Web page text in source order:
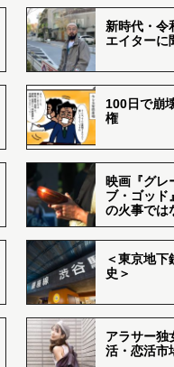
新時代・令
エイターに
100日で崩
権
映画『グレ
ブ・ゴッド
の火事では
＜東京地下
史＞
アラサー独
活・恋活市